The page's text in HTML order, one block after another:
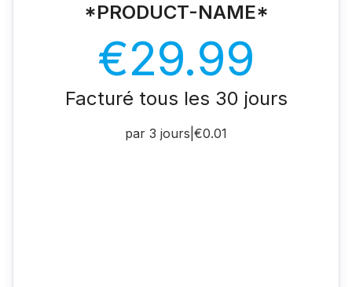
*PRODUCT-NAME*
€29.99
Facturé tous les 30 jours
par 3 jours €0.01